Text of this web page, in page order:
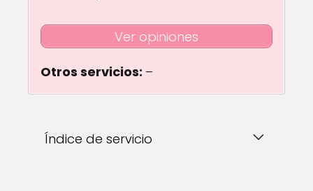
Ver opiniones
Otros servicios: –
Índice de servicio